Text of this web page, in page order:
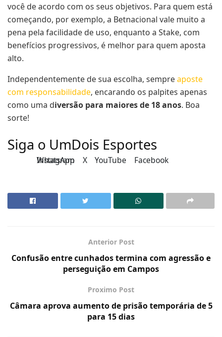
você de acordo com os seus objetivos. Para quem está
começando, por exemplo, a Betnacional vale muito a
pena pela facilidade de uso, enquanto a Stake, com
benefícios progressivos, é melhor para quem aposta
alto.
Independentemente de sua escolha, sempreaposte
com responsabilidade, encarando os palpites apenas
como uma diversão para maiores de 18 anos. Boa
sorte!
Siga o UmDois Esportes
Instagram X YouTube Facebook
WhatsApp
Anterior Post
Confusão entre cunhados termina com agressão e
perseguição em Campos
Proximo Post
Câmara aprova aumento de prisão temporária de 5
para 15 dias